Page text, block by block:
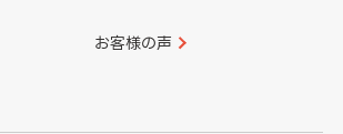
愛媛県
宮崎県
お客様の声